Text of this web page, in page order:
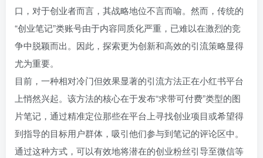
口，对于创业者而言，其战略地位不言而喻。然而，传统的
“创业笔记”类账号由于内容同质化严重，已难以在激烈的竞
争中脱颖而出。因此，探索更为创新和高效的引流策略显得
尤为重要。
目前，一种相对冷门但效果显著的引流方法正在小红书平台
上悄然兴起。该方法的核心在于发布“求带可付费”类型的图
片笔记，通过精准定位那些在平台上寻找创业项目或希望得
到指导的目标用户群体，吸引他们参与到笔记的评论区中。
通过这种方式，可以有效地将潜在的创业粉丝引导至微信等